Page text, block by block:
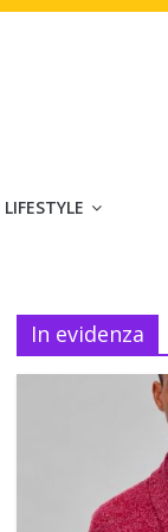
LIFESTYLE
In evidenza